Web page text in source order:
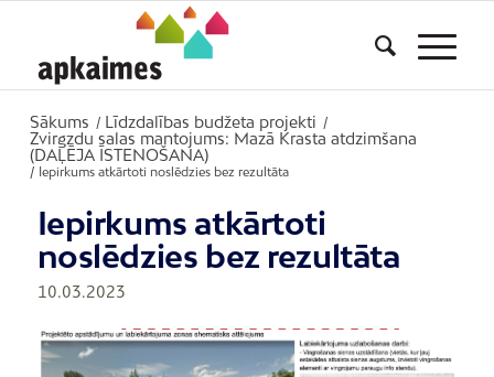
Sākums / Līdzdalības budžeta projekti /
Zvirgzdu salas mantojums: Mazā Krasta atdzimšana
(DAĻĒJA ĪSTENOŠANA)
/ Iepirkums atkārtoti noslēdzies bez rezultāta
Iepirkums atkārtoti
noslēdzies bez rezultāta
10.03.2023